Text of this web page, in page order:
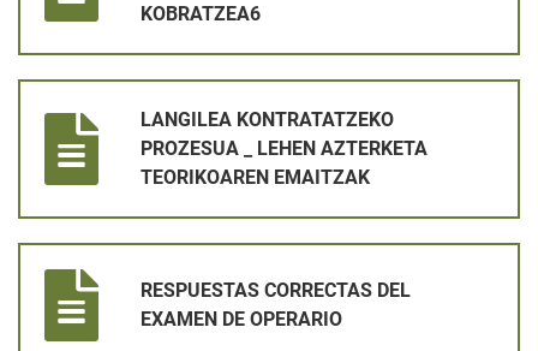
KOBRATZEA6
LANGILEA KONTRATATZEKO
PROZESUA _ LEHEN AZTERKETA
TEORIKOAREN EMAITZAK
RESPUESTAS CORRECTAS DEL
EXAMEN DE OPERARIO